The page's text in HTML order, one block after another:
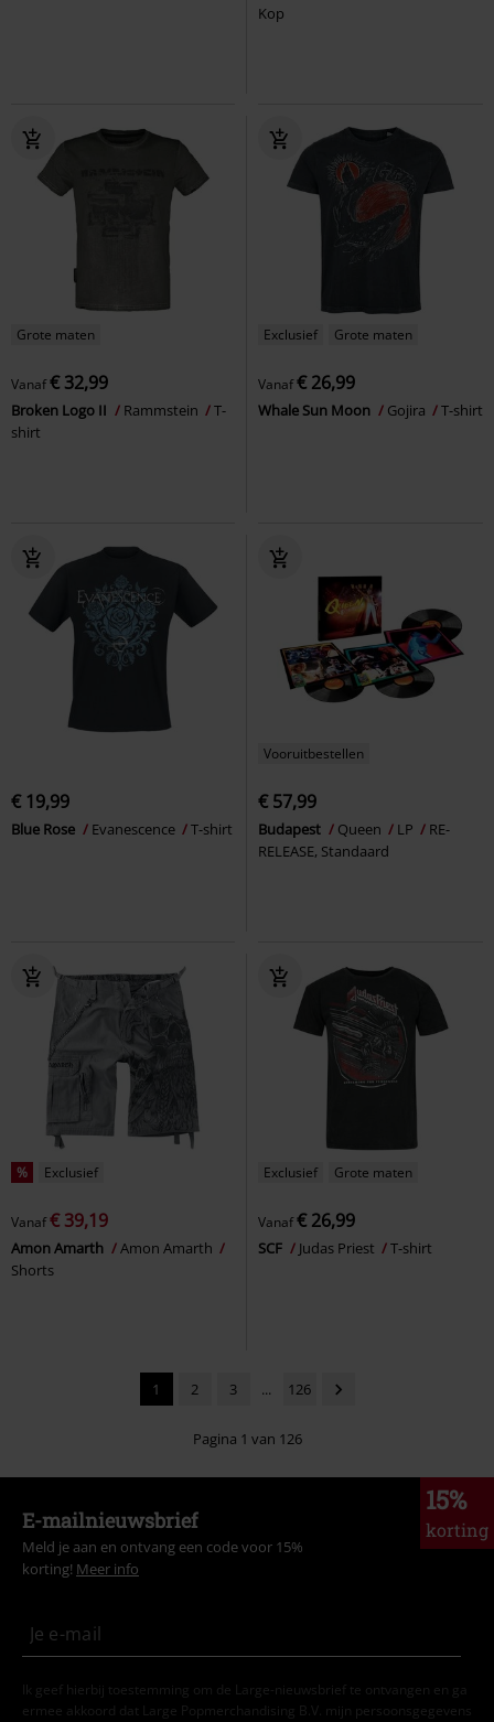
Kop
Grote maten
Vanaf€ 32,99
Broken Logo II Rammstein
T-
shirt
Exclusief Grote maten
Vanaf€ 26,99
Whale Sun Moon Gojira T-shirt
€ 19,99
Blue Rose Evanescence T-shirt
Vooruitbestellen
€ 57,99
Budapest Queen LP
RE-
RELEASE, Standaard
% Exclusief
Vanaf€ 39,19
Amon Amarth
Amon Amarth
Shorts
Exclusief Grote maten
Vanaf€ 26,99
SCF Judas Priest T-shirt
1 2 3 ... 126
Pagina 1 van 126
15%
korting
E-mailnieuwsbrief
Meld je aan en ontvang een code voor 15%
korting! Meer info
Ik geef hierbij toestemming om de Large-nieuwsbrief te ontvangen en ga
ermee akkoord dat Large Popmerchandising B.V. mijn persoonsgegevens